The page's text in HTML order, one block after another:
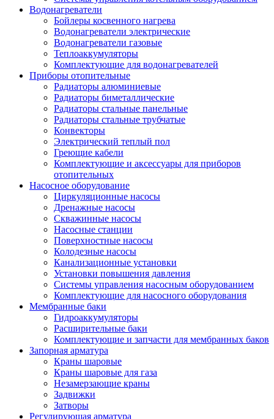
Водонагреватели
Бойлеры косвенного нагрева
Водонагреватели электрические
Водонагреватели газовые
Теплоаккумуляторы
Комплектующие для водонагревателей
Приборы отопительные
Радиаторы алюминиевые
Радиаторы биметаллические
Радиаторы стальные панельные
Радиаторы стальные трубчатые
Конвекторы
Электрический теплый пол
Греющие кабели
Комплектующие и аксессуары для приборов
отопительных
Насосное оборудование
Циркуляционные насосы
Дренажные насосы
Скважинные насосы
Насосные станции
Поверхностные насосы
Колодезные насосы
Канализационные установки
Установки повышения давления
Системы управления насосным оборудованием
Комплектующие для насосного оборудования
Мембранные баки
Гидроаккумуляторы
Расширительные баки
Комплектующие и запчасти для мембранных баков
Запорная арматура
Краны шаровые
Краны шаровые для газа
Незамерзающие краны
Задвижки
Затворы
Регулирующая арматура